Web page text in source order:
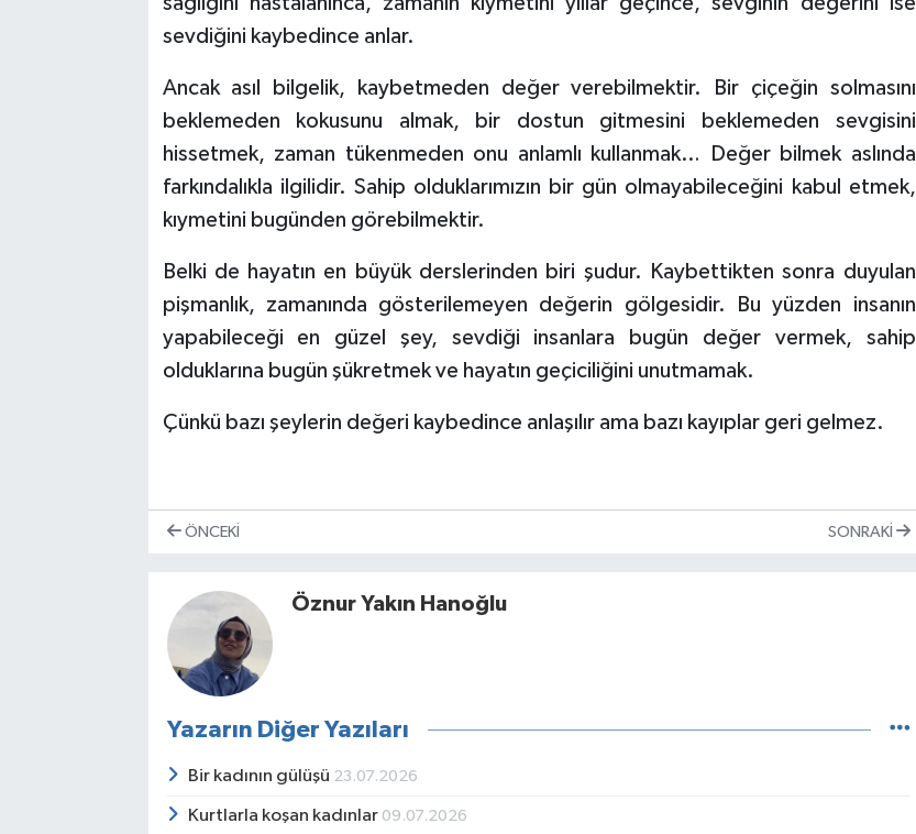
sevdiğini kaybedince anlar.
Ancak asıl bilgelik, kaybetmeden değer verebilmektir. Bir çiçeğin solmasını
beklemeden kokusunu almak, bir dostun gitmesini beklemeden sevgisini
hissetmek, zaman tükenmeden onu anlamlı kullanmak… Değer bilmek aslında
farkındalıkla ilgilidir. Sahip olduklarımızın bir gün olmayabileceğini kabul etmek,
kıymetini bugünden görebilmektir.
Belki de hayatın en büyük derslerinden biri şudur. Kaybettikten sonra duyulan
pişmanlık, zamanında gösterilemeyen değerin gölgesidir. Bu yüzden insanın
yapabileceği en güzel şey, sevdiği insanlara bugün değer vermek, sahip
olduklarına bugün şükretmek ve hayatın geçiciliğini unutmamak.
Çünkü bazı şeylerin değeri kaybedince anlaşılır ama bazı kayıplar geri gelmez.
ÖNCEKI SONRAKI
Öznur Yakın Hanoğlu
Yazarın Diğer Yazıları
Bir kadının gülüşü 23.07.2026
Kurtlarla koşan kadınlar 09.07.2026